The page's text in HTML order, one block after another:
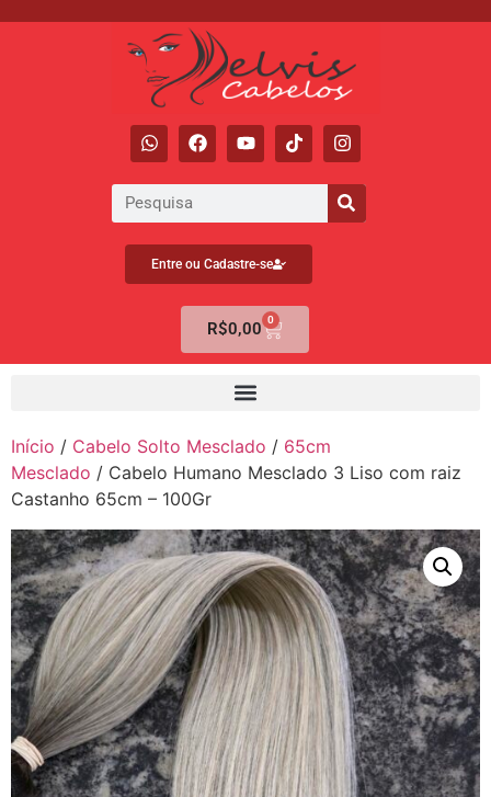
Entre ou Cadastre-se
R$0,00 0
Início / Cabelo Solto Mesclado / 65cm
Mesclado / Cabelo Humano Mesclado 3 Liso com raiz
Castanho 65cm – 100Gr